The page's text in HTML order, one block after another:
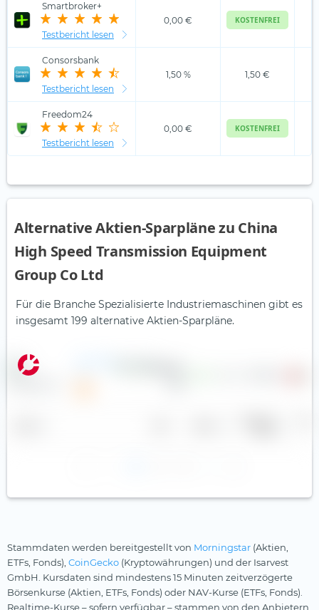
Smartbroker+
Testbericht lesen
0,00 € KOSTENFREI
Consorsbank
Testbericht lesen
1,50 % 1,50 €
Freedom24
Testbericht lesen
0,00 € KOSTENFREI
Alternative Aktien-Sparpläne zu China
High Speed Transmission Equipment
Group Co Ltd
Für die Branche Spezialisierte Industriemaschinen gibt es
insgesamt 199 alternative Aktien-Sparpläne.
Stammdaten werden bereitgestellt von Morningstar (Aktien,
ETFs, Fonds), CoinGecko (Kryptowährungen) und der Isarvest
GmbH. Kursdaten sind mindestens 15 Minuten zeitverzögerte
Börsenkurse (Aktien, ETFs, Fonds) oder NAV-Kurse (ETFs, Fonds).
Realtime-Kurse – sofern verfügbar – stammen von den Anbietern